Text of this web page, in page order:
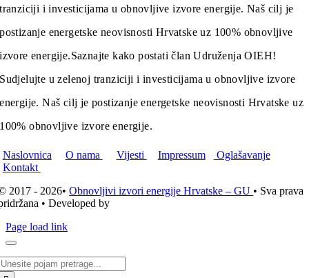
tranziciji i investicijama u obnovljive izvore energije. Naš cilj je
postizanje energetske neovisnosti Hrvatske uz 100% obnovljive
izvore energije.Saznajte kako postati član Udruženja OIEH!
Sudjelujte u zelenoj tranziciji i investicijama u obnovljive izvore
energije. Naš cilj je postizanje energetske neovisnosti Hrvatske uz
100% obnovljive izvore energije.
Naslovnica O nama Vijesti Impressum
Oglašavanje
Kontakt
2017 - 2026•Obnovljivi izvori energije Hrvatske – GU • Sva prava
• Developed by
Page load link